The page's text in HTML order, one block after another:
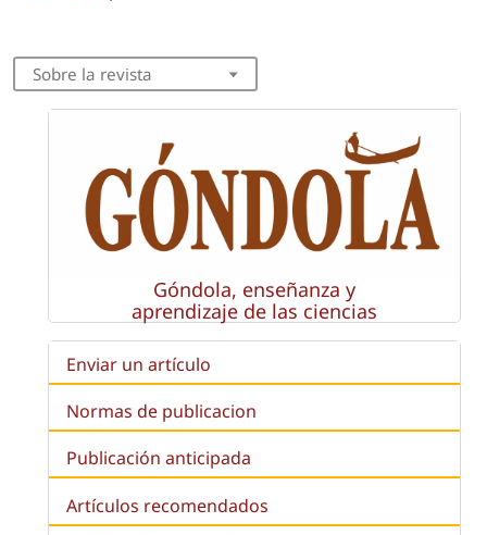
Sobre la revista
Góndola, enseñanza y
aprendizaje de las ciencias
Enviar un artículo
Normas de publicacion
Publicación anticipada
Artículos recomendados